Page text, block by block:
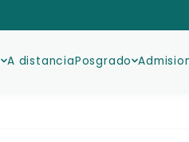
A distanciaPosgrado